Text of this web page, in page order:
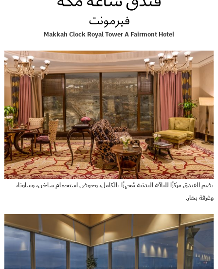
Makkah Clock Royal Tower A Fairmont Hotel
يضم الفندق مركزًا للياقة البدنية مُجهزًا بالكامل، وحوض استحمام ساخن، وساونا،
وغرفة بخار.